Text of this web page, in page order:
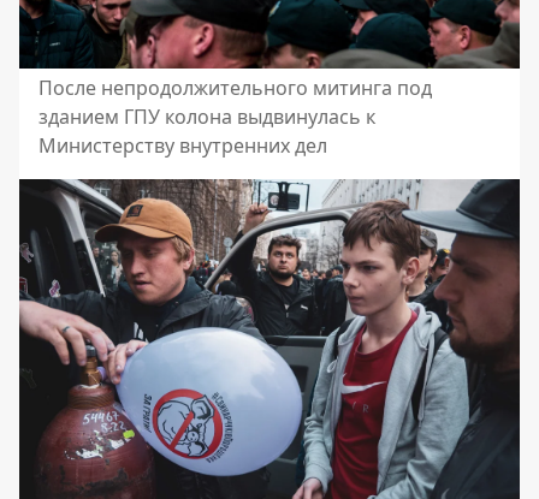
После непродолжительного митинга под
зданием ГПУ колона выдвинулась к
Министерству внутренних дел